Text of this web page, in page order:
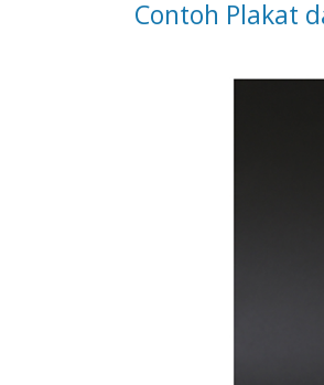
Contoh Plakat